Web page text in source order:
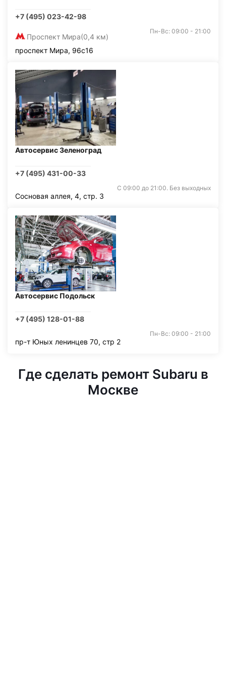
+7 (495) 023-42-98
Проспект Мира(0,4 км)
Пн-Вс: 09:00 - 21:00
проспект Мира, 96с16
Автосервис Зеленоград
+7 (495) 431-00-33
С 09:00 до 21:00. Без выходных
Сосновая аллея, 4, стр. 3
Автосервис Подольск
+7 (495) 128-01-88
Пн-Вс: 09:00 - 21:00
пр-т Юных ленинцев 70, стр 2
Где сделать ремонт Subaru в
Москве